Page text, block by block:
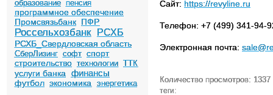
образование пенсия
программное обеспечение
Промсвязьбанк ПФР
Россельхозбанк РСХБ
РСХБ_Свердловская область
СберЛизинг софт спорт
строительство технологии ТТК
услуги банка финансы
футбол экономика энергетика
Сайт: https://revyline.ru
Телефон: +7 (499) 341-94-
Электронная почта:
Количество просмотров: 1337
теги: